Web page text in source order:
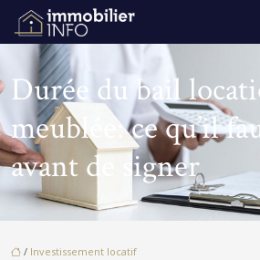
Durée du bail
meublée: ce qu’il
avant de signer
/ Investissement locatif